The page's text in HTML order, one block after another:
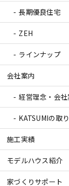
長期優良住宅
ZEH
ラインナップ
会社案内
経営理念・会
KATSUMIの取
施工実績
モデルハウス紹介
家づくりサポート